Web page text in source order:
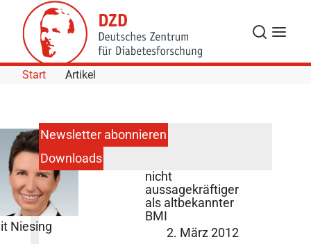
Skip to Content
Suche
Start Artikel
nicht
aussagekräftiger
als altbekannter
BMI
2. März 2012
Niesing
Newsletter abonnieren
Downloads